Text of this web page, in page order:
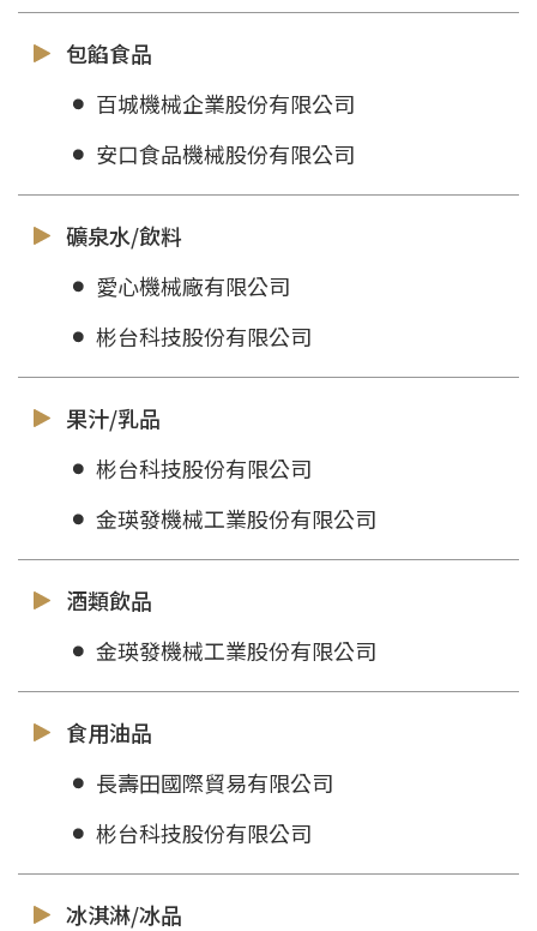
包餡食品
百城機械企業股份有限公司
安口食品機械股份有限公司
礦泉水/飲料
愛心機械廠有限公司
彬台科技股份有限公司
果汁/乳品
彬台科技股份有限公司
金瑛發機械工業股份有限公司
酒類飲品
金瑛發機械工業股份有限公司
食用油品
長壽田國際貿易有限公司
彬台科技股份有限公司
冰淇淋/冰品